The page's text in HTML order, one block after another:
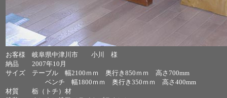
お客様 岐阜県中津川市 小川 様
納品 2007年10月
サイズ テーブル 幅2100ｍｍ 奥行き850ｍｍ 高さ700mm
ベンチ 幅1800ｍｍ 奥行き350ｍｍ 高さ400mm
材質 栃（トチ）材